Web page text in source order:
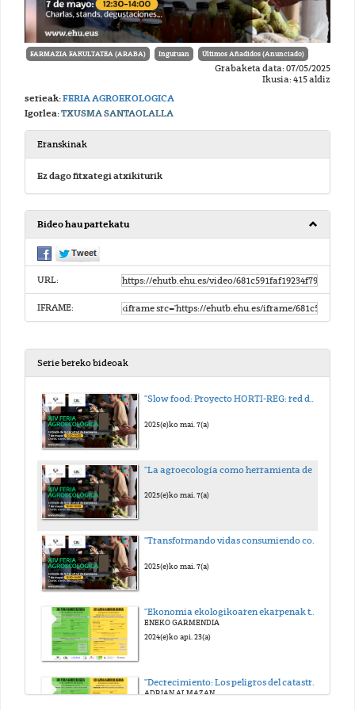
FARMAZIA FAKULTATEA (ARABA) Inguruan Últimos Añadidos (Anunciado)
Grabaketa data: 07/05/2025
Ikusia: 415 aldiz
serieak:FERIA AGROEKOLOGICA
Igorlea:TXUSMA SANTAOLALLA
Eranskinak
Ez dago fitxategi atxikiturik
Bideo hau partekatu
URL:
IFRAME:
Serie bereko bideoak
"Slow food: Proyecto HORTI-REG: red de salud comunitaria"
2025(e)ko mai. 7(a)
2025(e)ko mai. 7(a)
"Transformando vidas consumiendo con conciencia"
2025(e)ko mai. 7(a)
ENEKO GARMENDIA
2024(e)ko api. 23(a)
"Decrecimiento: Los peligros del catastrofismo y construcción de la autonomía para un mundo posible"
ADRIAN ALMAZAN